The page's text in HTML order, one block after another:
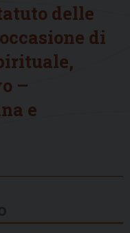
delle
di
–
e